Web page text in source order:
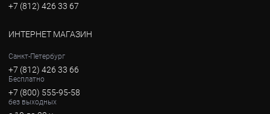
+7 (812) 426 33 67
ИНТЕРНЕТ МАГАЗИН
Санкт-Петербург
+7 (812) 426 33 66
Бесплатно
+7 (800) 555-95-58
без выходных